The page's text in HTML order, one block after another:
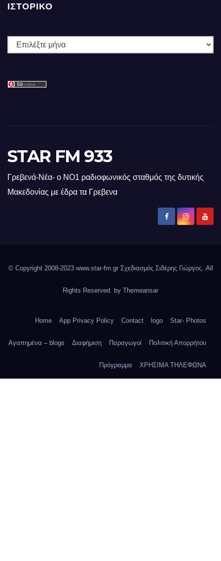
ΙΣΤΟΡΙΚΌ
Ιστορικό
STAR FM 933
Γρεβενά-Νέα- ο ΝΟ1 ραδιοφωνικός σταθμός της δυτικής
Μακεδονίας με έδρα τα Γρεβενα
© Copyright 2008-2023 www.star-fm.gr Σχεδιασμός Σιδέρης Γιώργος. All
Rights Reserved. by Themeansar
Home App Privacy Policy Contact logo Star- Photos
Αγαπημένα – blogs Διαφήμιση Παραγωγοί Πολιτική Απορρήτου
Πρόγραμμα ΧΡΗΣΙΜΑ ΤΗΛΕΦΩΝΑ